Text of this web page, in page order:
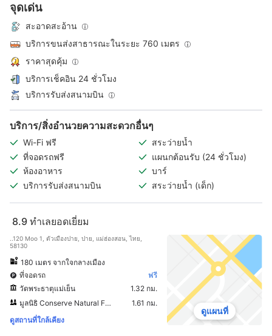
จุดเด่น
สะอาดสะอ้าน
บริการขนส่งสาธารณะในระยะ 760 เมตร
ราคาสุดคุ้ม
บริการเช็คอิน 24 ชั่วโมง
บริการรับส่งสนามบิน
บริการ/สิ่งอำนวยความสะดวกอื่นๆ
Wi-Fi ฟรี
สระว่ายน้ำ
ที่จอดรถฟรี
แผนกต้อนรับ (24 ชั่วโมง)
ห้องอาหาร
บาร์
บริการรับส่งสนามบิน
สระว่ายน้ำ (เด็ก)
8.9 ทำเลยอดเยี่ยม
..120 Moo 1, ตัวเมืองปาย, ปาย, แม่ฮ่องสอน, ไทย,
58130
180 เมตร จากใจกลางเมือง
ที่จอดรถ
ฟรี
วัดพระธาตุแม่เย็น
1.32 กม.
มูลนิธิ Conserve Natural Forests
1.61 กม.
ดูสถานที่ใกล้เคียง
ดูแผนที่